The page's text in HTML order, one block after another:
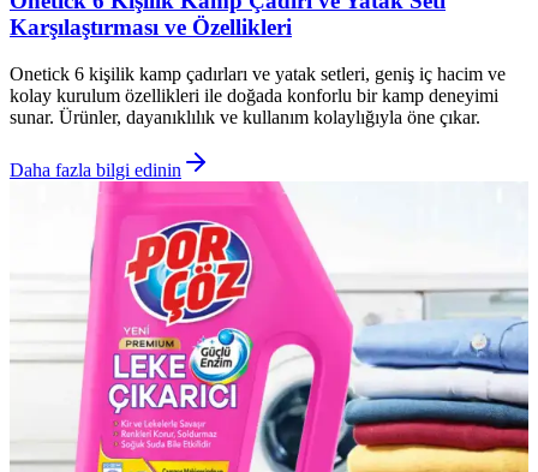
Karşılaştırması ve Özellikleri
Onetick 6 kişilik kamp çadırları ve yatak setleri, geniş iç hacim ve
kolay kurulum özellikleri ile doğada konforlu bir kamp deneyimi
sunar. Ürünler, dayanıklılık ve kullanım kolaylığıyla öne çıkar.
Daha fazla bilgi edinin